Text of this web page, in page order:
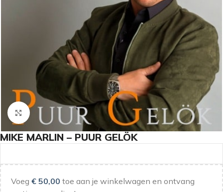
Klik om te vergroten
MIKE MARLIN – PUUR GELÖK
Voeg € 50,00 toe aan je winkelwagen en ontvang